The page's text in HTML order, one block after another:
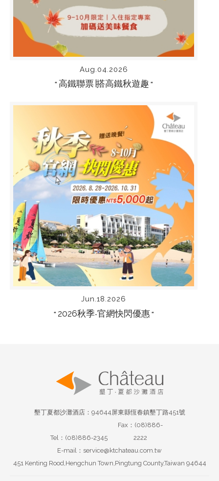
Aug.04.2026
“ 高鐵聯票∣搭高鐵秋遊趣 “
Jun.18.2026
“ 2026秋季‧官網快閃優惠“
墾丁夏都沙灘酒店：94644屏東縣恆春鎮墾丁路451號
Tel：(08)886-2345
Fax：(08)886-
2222
E-mail：service@ktchateau.com.tw
451 Kenting Rood,Hengchun Town,Pingtung County,Taiwan 94644